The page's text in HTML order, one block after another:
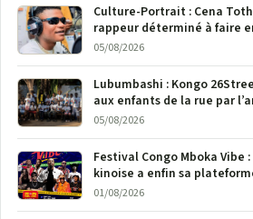
Culture-Portrait : Cena
rappeur déterminé à faire
Bunia
05/08/2026
Lubumbashi : Kongo
aux enfants de la rue par
05/08/2026
Festival Congo Mboka Vibe
kinoise a enfin sa
urbaine
01/08/2026